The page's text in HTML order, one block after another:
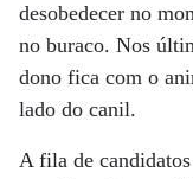
desobedecer no
no buraco. Nos
dono fica com o
lado do canil.
A fila de